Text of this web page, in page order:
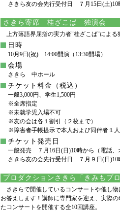
さきら友の会先行受付日 ７月15日(土)10
さきら寄席 桂ざこば 独演会
上方落語界屈指の実力者"桂ざこば"による
日時
10月9日(祝) 14:00開演（13:30開場）
会場
さきら 中ホール
チケット料金（税込）
一般3,000円、学生1,500円
※全席指定
※未就学児入場不可
※友の会は各１割引（２枚まで）
※障害者手帳提示で本人および同伴者１
チケット発売日
一般発売 ７月16日(日)10時から（電話、
さきら友の会先行受付日 ７月９日(日)10
プロダクションさきら「きみもプ
さきらで開催しているコンサートや催し
お答えします！講師に専門家を迎え、実際
たコンサートを開催する全10回講座。